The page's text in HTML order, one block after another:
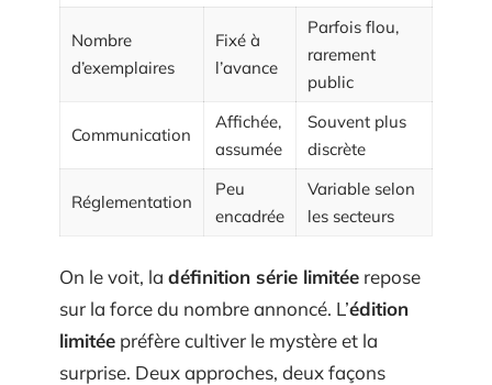
Nombre
d’exemplaires
Fixé à
l’avance
Parfois flou,
rarement
public
Communication
Affichée,
assumée
Souvent plus
discrète
Réglementation
Peu
encadrée
Variable selon
les secteurs
On le voit, la définition série limitée repose
sur la force du nombre annoncé. L’édition
limitée préfère cultiver le mystère et la
surprise. Deux approches, deux façons